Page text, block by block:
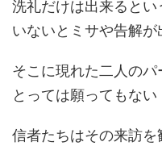
洗礼だけは出来ると
いないとミサや告解が
そこに現れた二人の
とっては願ってもない
信者たちはその来訪